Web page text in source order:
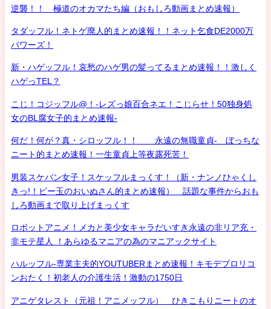
逆襲！！ 極道のオカマたち編（おもしろ動画まとめ速報）
タダッフル！ネトゲ廃人的まとめ速報！！ネット乞食DE2000万
パワーズ！
新・ハゲッフル！哀愁のハゲ男の髪ってるまとめ速報！！激しく
ハゲっTEL？
こじ！コジッフル@！-レズっ娘百合ネエ！こじらせ！50独身処
女のBL腐女子的まとめ速報-
何だ！何が？真・シロッフル！！ 永遠の無職童貞- ぼっちな
ニート的まとめ速報！一生童貞上等夜露死苦！
男装スケバン女子！スケッフルまっくす！（新・ナンノひゃくし
きっ!！ビー玉のおいぬさん的まとめ速報） 話題な事件からおも
しろ動画まで取り上げまっくす
ロボットアニメ！メカと美少女キャラだいすき永遠の非リア充・
非モテ星人 ！あらゆるマニアの為のマニアックサイト
ハルッフル-専業主夫的YOUTUBERまとめ速報！キモデブロリコ
ンおたく！初老人の介護生活！激動の1750日
アニゲタレスト（元祖！アニメッフル） ひきこもりニートのオ